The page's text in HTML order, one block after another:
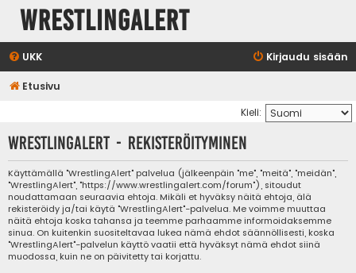
WrestlingAlert
UKK Kirjaudu sisään
Etusivu
Kieli:
WrestlingAlert - Rekisteröityminen
Käyttämällä "WrestlingAlert" palvelua (jälkeenpäin "me", "meitä", "meidän",
"WrestlingAlert", "https://www.wrestlingalert.com/forum"), sitoudut
noudattamaan seuraavia ehtoja. Mikäli et hyväksy näitä ehtoja, älä
rekisteröidy ja/tai käytä "WrestlingAlert"-palvelua. Me voimme muuttaa
näitä ehtoja koska tahansa ja teemme parhaamme informoidaksemme
sinua. On kuitenkin suositeltavaa lukea nämä ehdot säännöllisesti, koska
"WrestlingAlert"-palvelun käyttö vaatii että hyväksyt nämä ehdot siinä
muodossa, kuin ne on päivitetty tai korjattu.